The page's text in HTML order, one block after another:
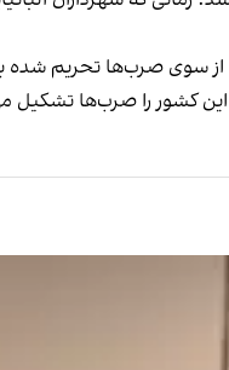
از سوی صرب‌ها تحریم شده
این کشور را صرب‌ها تشکیل